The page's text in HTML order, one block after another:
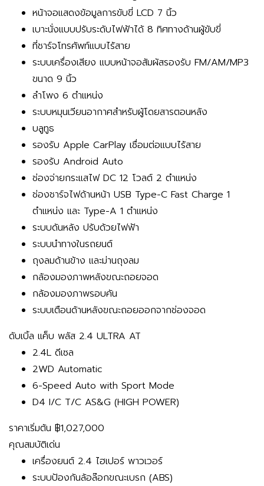
หน้าจอแสดงข้อมูลการขับขี่ LCD 7 นิ้ว
เบาะนั่งแบบปรับระดับไฟฟ้าได้ 8 ทิศทางด้านผู้ขับขี่
ที่ชาร์จโทรศัพท์แบบไร้สาย
ระบบเครื่องเสียง แบบหน้าจอสัมผัสรองรับ FM/AM/MP3
ขนาด 9 นิ้ว
ลำโพง 6 ตำแหน่ง
ระบบหมุนเวียนอากาศสำหรับผู้โดยสารตอนหลัง
บลูทูธ
รองรับ Apple CarPlay เชื่อมต่อแบบไร้สาย
รองรับ Android Auto
ช่องจ่ายกระแสไฟ DC 12 โวลต์ 2 ตำแหน่ง
ช่องชาร์จไฟด้านหน้า USB Type-C Fast Charge 1
ตำแหน่ง และ Type-A 1 ตำแหน่ง
ระบบดันหลัง ปรับด้วยไฟฟ้า
ระบบนำทางในรถยนต์
ถุงลมด้านข้าง และม่านถุงลม
กล้องมองภาพหลังขณะถอยจอด
กล้องมองภาพรอบคัน
ระบบเตือนด้านหลังขณะถอยออกจากช่องจอด
ดับเบิ้ล แค็บ พลัส 2.4 ULTRA AT
2.4L ดีเซล
2WD Automatic
6-Speed Auto with Sport Mode
D4 I/C T/C AS&G (HIGH POWER)
ราคาเริ่มต้น ฿1,027,000
คุณสมบัติเด่น
เครื่องยนต์ 2.4 ไฮเปอร์ พาวเวอร์
ระบบป้องกันล้อล๊อกขณะเบรก (ABS)